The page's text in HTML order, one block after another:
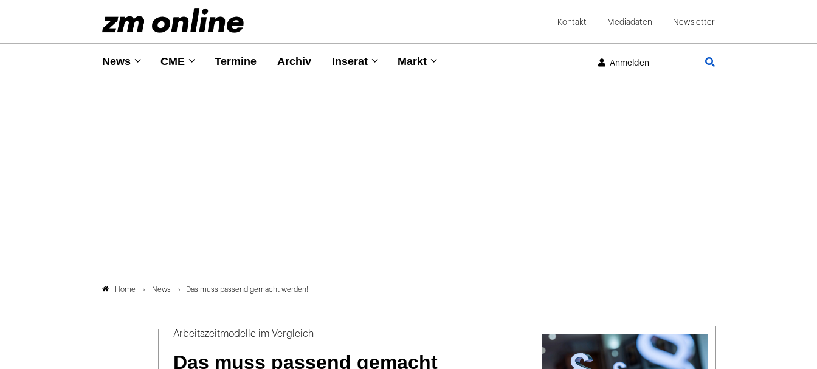
Kontakt Mediadaten Newsletter
News CME Termine Archiv Inserat Markt Anmelden
Home News Das muss passend gemacht werden!
Arbeitszeitmodelle im Vergleich
Das muss passend gemacht